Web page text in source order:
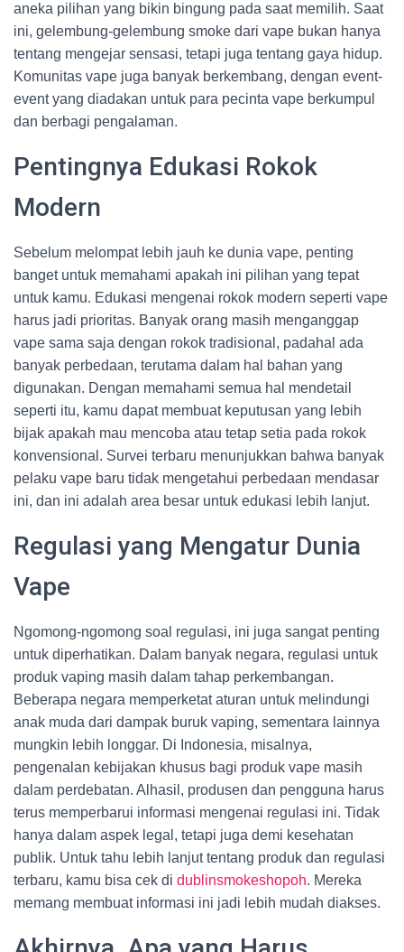
aneka pilihan yang bikin bingung pada saat memilih. Saat
ini, gelembung-gelembung smoke dari vape bukan hanya
tentang mengejar sensasi, tetapi juga tentang gaya hidup.
Komunitas vape juga banyak berkembang, dengan event-
event yang diadakan untuk para pecinta vape berkumpul
dan berbagi pengalaman.
Pentingnya Edukasi Rokok
Modern
Sebelum melompat lebih jauh ke dunia vape, penting
banget untuk memahami apakah ini pilihan yang tepat
untuk kamu. Edukasi mengenai rokok modern seperti vape
harus jadi prioritas. Banyak orang masih menganggap
vape sama saja dengan rokok tradisional, padahal ada
banyak perbedaan, terutama dalam hal bahan yang
digunakan. Dengan memahami semua hal mendetail
seperti itu, kamu dapat membuat keputusan yang lebih
bijak apakah mau mencoba atau tetap setia pada rokok
konvensional. Survei terbaru menunjukkan bahwa banyak
pelaku vape baru tidak mengetahui perbedaan mendasar
ini, dan ini adalah area besar untuk edukasi lebih lanjut.
Regulasi yang Mengatur Dunia
Vape
Ngomong-ngomong soal regulasi, ini juga sangat penting
untuk diperhatikan. Dalam banyak negara, regulasi untuk
produk vaping masih dalam tahap perkembangan.
Beberapa negara memperketat aturan untuk melindungi
anak muda dari dampak buruk vaping, sementara lainnya
mungkin lebih longgar. Di Indonesia, misalnya,
pengenalan kebijakan khusus bagi produk vape masih
dalam perdebatan. Alhasil, produsen dan pengguna harus
terus memperbarui informasi mengenai regulasi ini. Tidak
hanya dalam aspek legal, tetapi juga demi kesehatan
publik. Untuk tahu lebih lanjut tentang produk dan regulasi
terbaru, kamu bisa cek di dublinsmokeshopoh. Mereka
memang membuat informasi ini jadi lebih mudah diakses.